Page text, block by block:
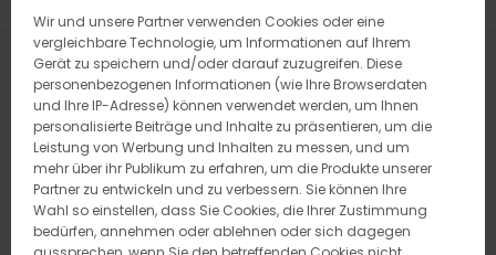
Filtern & Sortieren 113Ergebnisse
Direkt
Filterkriterien
springen
Überspringen
filtern
nach
Wir und unsere Partner verwenden Cookies oder eine
vergleichbare Technologie, um Informationen auf Ihrem
Gerät zu speichern und/oder darauf zuzugreifen. Diese
personenbezogenen Informationen (wie Ihre Browserdaten
und Ihre IP-Adresse) können verwendet werden, um Ihnen
personalisierte Beiträge und Inhalte zu präsentieren, um die
Leistung von Werbung und Inhalten zu messen, und um
mehr über ihr Publikum zu erfahren, um die Produkte unserer
Partner zu entwickeln und zu verbessern. Sie können Ihre
Wahl so einstellen, dass Sie Cookies, die Ihrer Zustimmung
bedürfen, annehmen oder ablehnen oder sich dagegen